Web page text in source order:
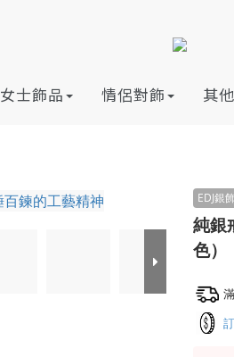
女士飾品 情侶對飾 其
純銀
色）